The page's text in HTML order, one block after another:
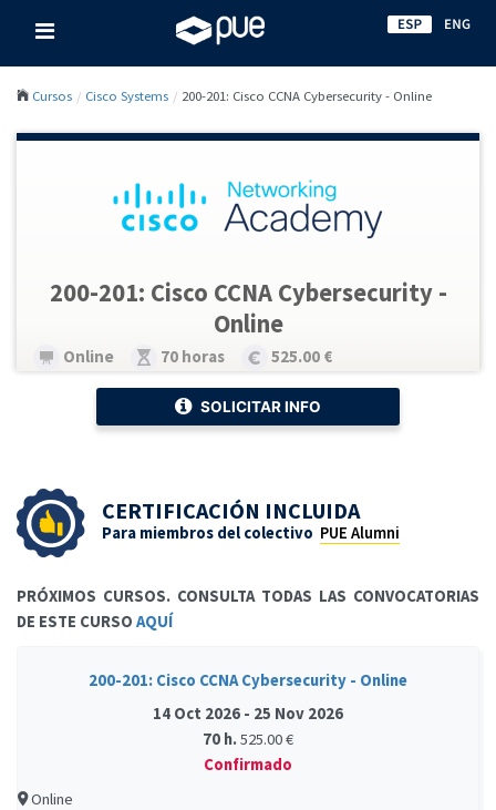
Cursos Cisco Systems 200-201: Cisco CCNA Cybersecurity - Online
200-201: Cisco CCNA Cybersecurity -
Online
Online 70 horas 525.00 €
SOLICITAR INFO
CERTIFICACIÓN INCLUIDA
Para miembros del colectivo PUE Alumni
PRÓXIMOS CURSOS. CONSULTA TODAS LAS CONVOCATORIAS
DE ESTE CURSO AQUÍ
200-201: Cisco CCNA Cybersecurity - Online
14 Oct 2026 - 25 Nov 2026
70 h.525.00 €
Confirmado
Online